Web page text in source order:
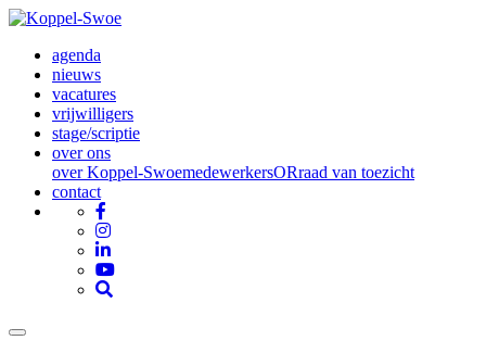
agenda
nieuws
vacatures
vrijwilligers
stage/scriptie
over ons
over Koppel-SwoemedewerkersORraad van toezicht
contact